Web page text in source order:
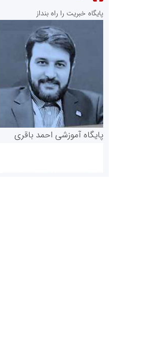
پایگاه خبریت را راه بنداز
پایگاه آموزشی احمد باقری